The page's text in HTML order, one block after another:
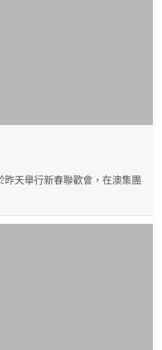
昨天舉行新春聯歡會，在澳集團